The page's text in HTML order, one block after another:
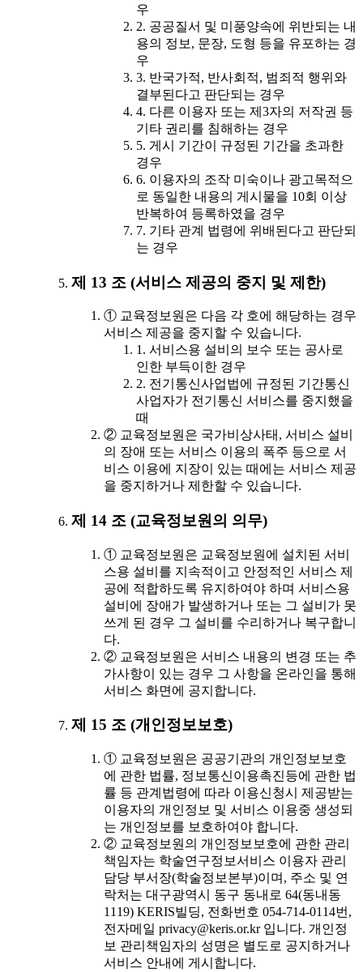
우
2. 공공질서 및 미풍양속에 위반되는 내
용의 정보, 문장, 도형 등을 유포하는 경
우
3. 반국가적, 반사회적, 범죄적 행위와
결부된다고 판단되는 경우
4. 다른 이용자 또는 제3자의 저작권 등
기타 권리를 침해하는 경우
5. 게시 기간이 규정된 기간을 초과한
경우
6. 이용자의 조작 미숙이나 광고목적으
로 동일한 내용의 게시물을 10회 이상
반복하여 등록하였을 경우
7. 기타 관계 법령에 위배된다고 판단되
는 경우
제 13 조 (서비스 제공의 중지 및 제한)
① 교육정보원은 다음 각 호에 해당하는 경우
서비스 제공을 중지할 수 있습니다.
1. 서비스용 설비의 보수 또는 공사로
인한 부득이한 경우
2. 전기통신사업법에 규정된 기간통신
사업자가 전기통신 서비스를 중지했을
때
② 교육정보원은 국가비상사태, 서비스 설비
의 장애 또는 서비스 이용의 폭주 등으로 서
비스 이용에 지장이 있는 때에는 서비스 제공
을 중지하거나 제한할 수 있습니다.
제 14 조 (교육정보원의 의무)
① 교육정보원은 교육정보원에 설치된 서비
스용 설비를 지속적이고 안정적인 서비스 제
공에 적합하도록 유지하여야 하며 서비스용
설비에 장애가 발생하거나 또는 그 설비가 못
쓰게 된 경우 그 설비를 수리하거나 복구합니
다.
② 교육정보원은 서비스 내용의 변경 또는 추
가사항이 있는 경우 그 사항을 온라인을 통해
서비스 화면에 공지합니다.
제 15 조 (개인정보보호)
① 교육정보원은 공공기관의 개인정보보호
에 관한 법률, 정보통신이용촉진등에 관한 법
률 등 관계법령에 따라 이용신청시 제공받는
이용자의 개인정보 및 서비스 이용중 생성되
는 개인정보를 보호하여야 합니다.
② 교육정보원의 개인정보보호에 관한 관리
책임자는 학술연구정보서비스 이용자 관리
담당 부서장(학술정보본부)이며, 주소 및 연
락처는 대구광역시 동구 동내로 64(동내동
1119) KERIS빌딩, 전화번호 054-714-0114번,
전자메일 privacy@keris.or.kr 입니다. 개인정
보 관리책임자의 성명은 별도로 공지하거나
서비스 안내에 게시합니다.